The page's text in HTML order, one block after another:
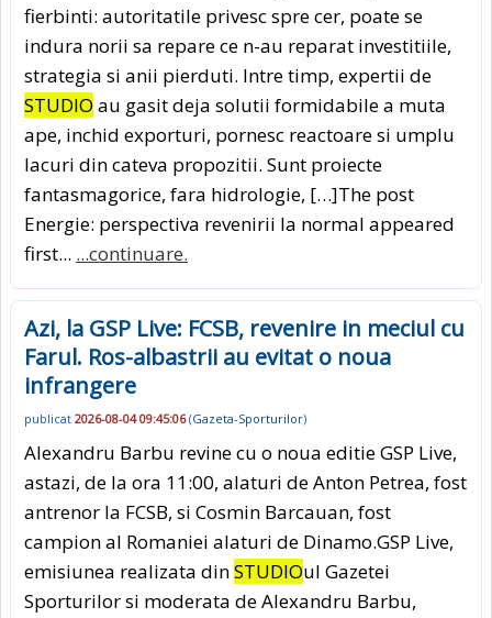
fierbinti: autoritatile privesc spre cer, poate se
indura norii sa repare ce n-au reparat investitiile,
strategia si anii pierduti. Intre timp, expertii de
STUDIO au gasit deja solutii formidabile a muta
ape, inchid exporturi, pornesc reactoare si umplu
lacuri din cateva propozitii. Sunt proiecte
fantasmagorice, fara hidrologie, […]The post
Energie: perspectiva revenirii la normal appeared
first... ...continuare.
Azi, la GSP Live: FCSB, revenire in meciul cu
Farul. Ros-albastrii au evitat o noua
infrangere
publicat 2026-08-04 09:45:06(Gazeta-Sporturilor)
Alexandru Barbu revine cu o noua editie GSP Live,
astazi, de la ora 11:00, alaturi de Anton Petrea, fost
antrenor la FCSB, si Cosmin Barcauan, fost
campion al Romaniei alaturi de Dinamo.GSP Live,
emisiunea realizata dinSTUDIOul Gazetei
Sporturilor si moderata de Alexandru Barbu,